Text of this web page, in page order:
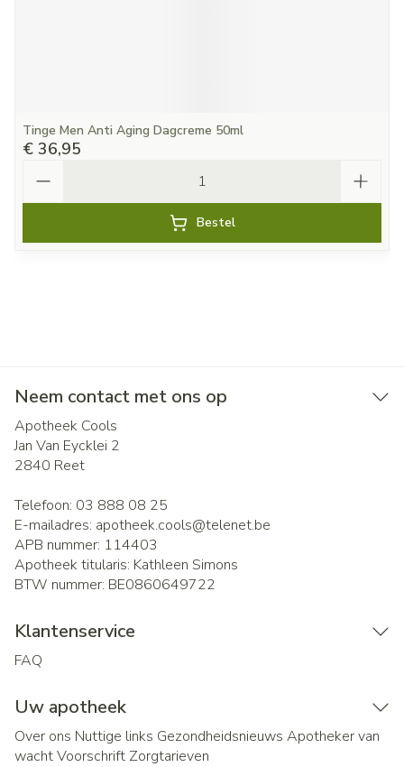
Tinge Men Anti Aging Dagcreme 50ml
€ 36,95
Bestel
Neem contact met ons op
Apotheek Cools
Jan Van Eycklei 2
2840 Reet
Telefoon: 03 888 08 25
E-mailadres: apotheek.cools@telenet.be
APB nummer: 114403
Apotheek titularis: Kathleen Simons
BTW nummer: BE0860649722
Klantenservice
FAQ
Uw apotheek
Over ons Nuttige links Gezondheidsnieuws Apotheker van
wachtVoorschrift Zorgtarieven